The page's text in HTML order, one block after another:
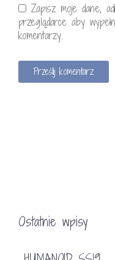
Zapisz moje dane,
przeglądarce aby
komentarzy.
Ostatnie wpisy